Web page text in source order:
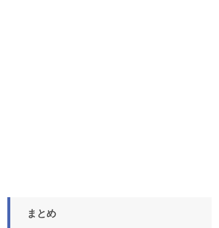
まとめ